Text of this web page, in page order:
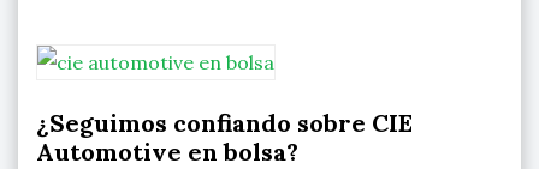
¿Seguimos confiando sobre CIE
Automotive en bolsa?